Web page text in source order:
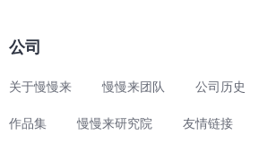
公司
关于慢慢来 慢慢来团队 公司历史
作品集 慢慢来研究院 友情链接